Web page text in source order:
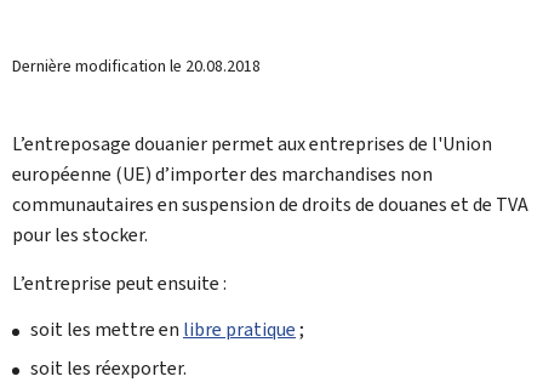
Dernière modification le 20.08.2018
L’entreposage douanier permet aux entreprises de l'Union
européenne (UE) d’importer des marchandises non
communautaires en suspension de droits de douanes et de TVA
pour les stocker.
L’entreprise peut ensuite :
soit les mettre en libre pratique;
soit les réexporter.